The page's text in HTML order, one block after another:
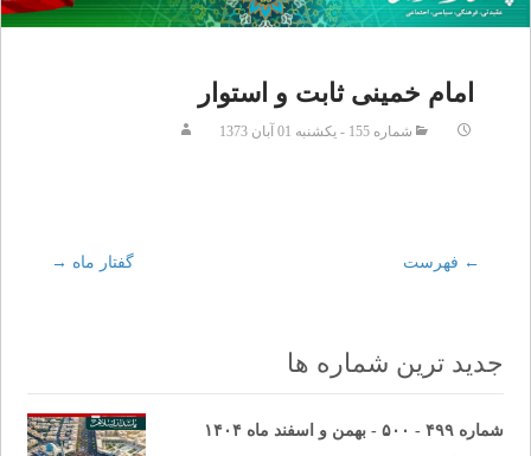
امام خمینی ثابت و استوار
شماره 155 - يکشنبه 01 آبان 1373
Post
navigation
← فهرست گفتار ماه →
جدید ترین شماره ها
شماره ۴۹۹ - ۵۰۰ - بهمن و اسفند ماه ۱۴۰۴